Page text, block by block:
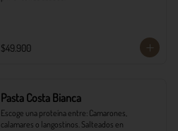
$49.900
Pasta Costa Bianca
Escoge una proteína entre: Camarones,
calamares o langostinos. Salteados en